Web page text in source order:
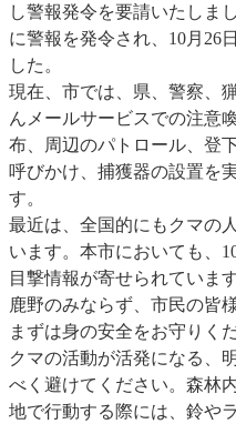
し警報発令を要請いたしま
に警報を発令され、10月26
した。
現在、市では、県、警察、
んメールサービスでの注意
布、周辺のパトロール、登
呼びかけ、捕獲器の設置を
す。
最近は、全国的にもクマの
います。本市においても、
目撃情報が寄せられています
鹿野のみならず、市民の皆
まずは身の安全をお守りく
クマの活動が活発になる、
べく避けてください。森林
地で行動する際には、鈴や